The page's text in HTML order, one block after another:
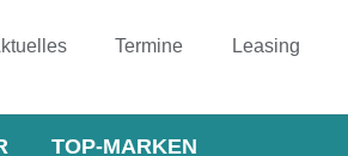
Termine Leasing
TOP-MARKEN